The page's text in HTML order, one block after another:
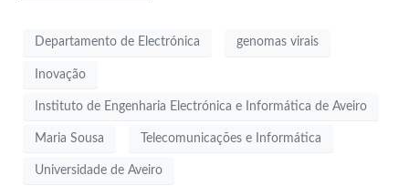
Departamento de Electrónica genomas virais
Inovação
Instituto de Engenharia Electrónica e Informática de Aveiro
Maria Sousa Telecomunicações e Informática
Universidade de Aveiro